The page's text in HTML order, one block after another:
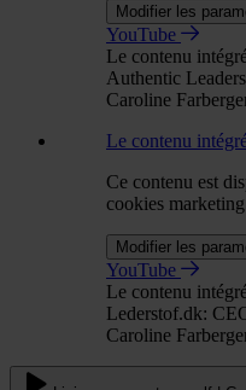
Modifier les
YouTube
Le contenu
Authentic
Caroline
Le contenu
Ce contenu est
cookies
Modifier les
YouTube
Le contenu
Lederstof.dk:
Caroline